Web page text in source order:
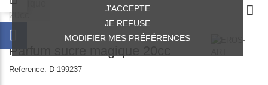
J'ACCEPTE
JE REFUSE
MODIFIER MES PRÉFÉRENCES
Parfum sucre magique 20cc
Reference: D-199237